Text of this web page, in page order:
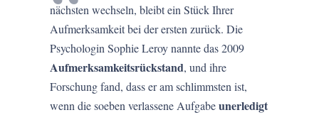
nächsten wechseln, bleibt ein Stück Ihrer
Aufmerksamkeit bei der ersten zurück. Die
Psychologin Sophie Leroy nannte das 2009
Aufmerksamkeitsrückstand, und ihre
Forschung fand, dass er am schlimmsten ist,
wenn die soeben verlassene Aufgabeunerledigt